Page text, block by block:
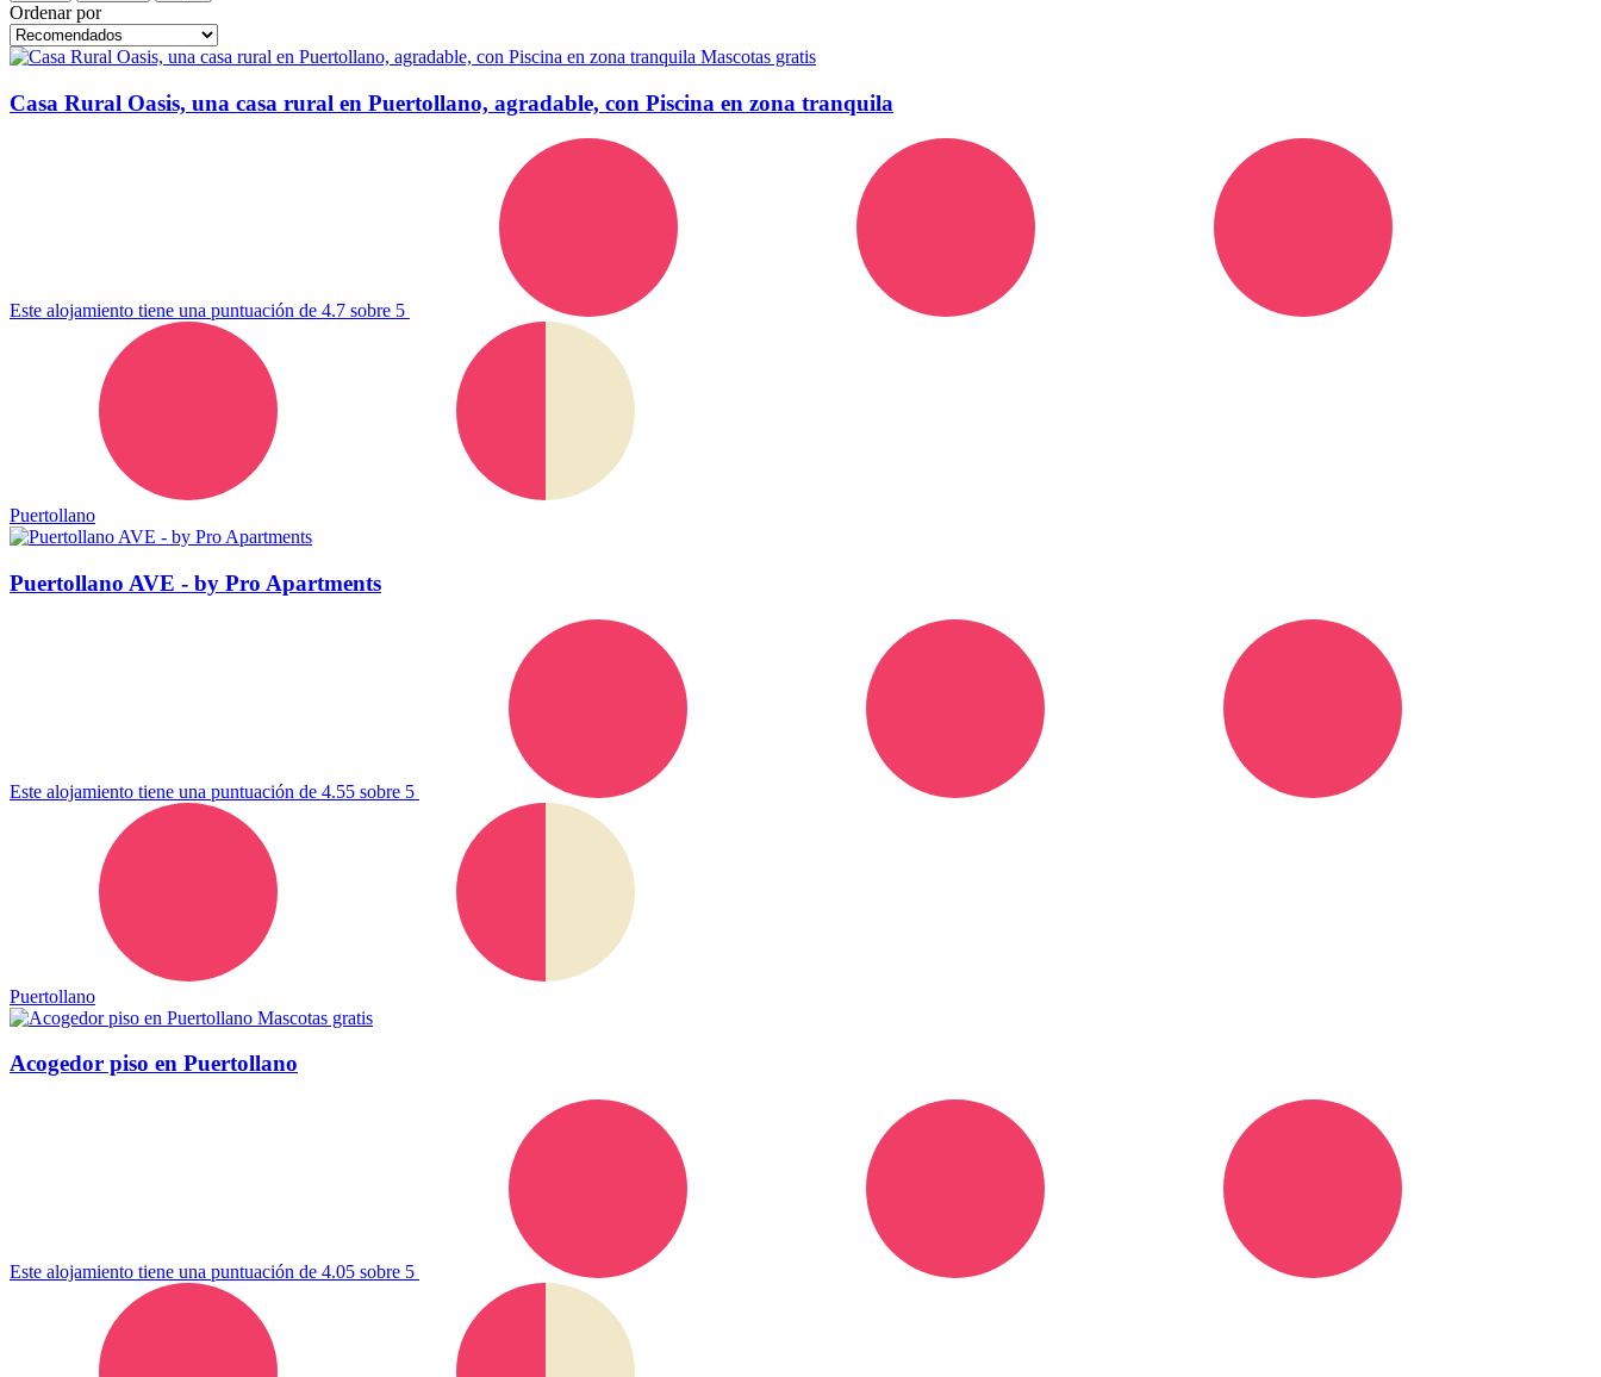
Ordenar por
Mascotas gratis
Casa Rural Oasis, una casa rural en Puertollano, agradable, con Piscina en zona tranquila
Este alojamiento tiene una puntuación de 4.7 sobre 5
Puertollano
Puertollano AVE - by Pro Apartments
Este alojamiento tiene una puntuación de 4.55 sobre 5
Puertollano
Mascotas gratis
Acogedor piso en Puertollano
Este alojamiento tiene una puntuación de 4.05 sobre 5